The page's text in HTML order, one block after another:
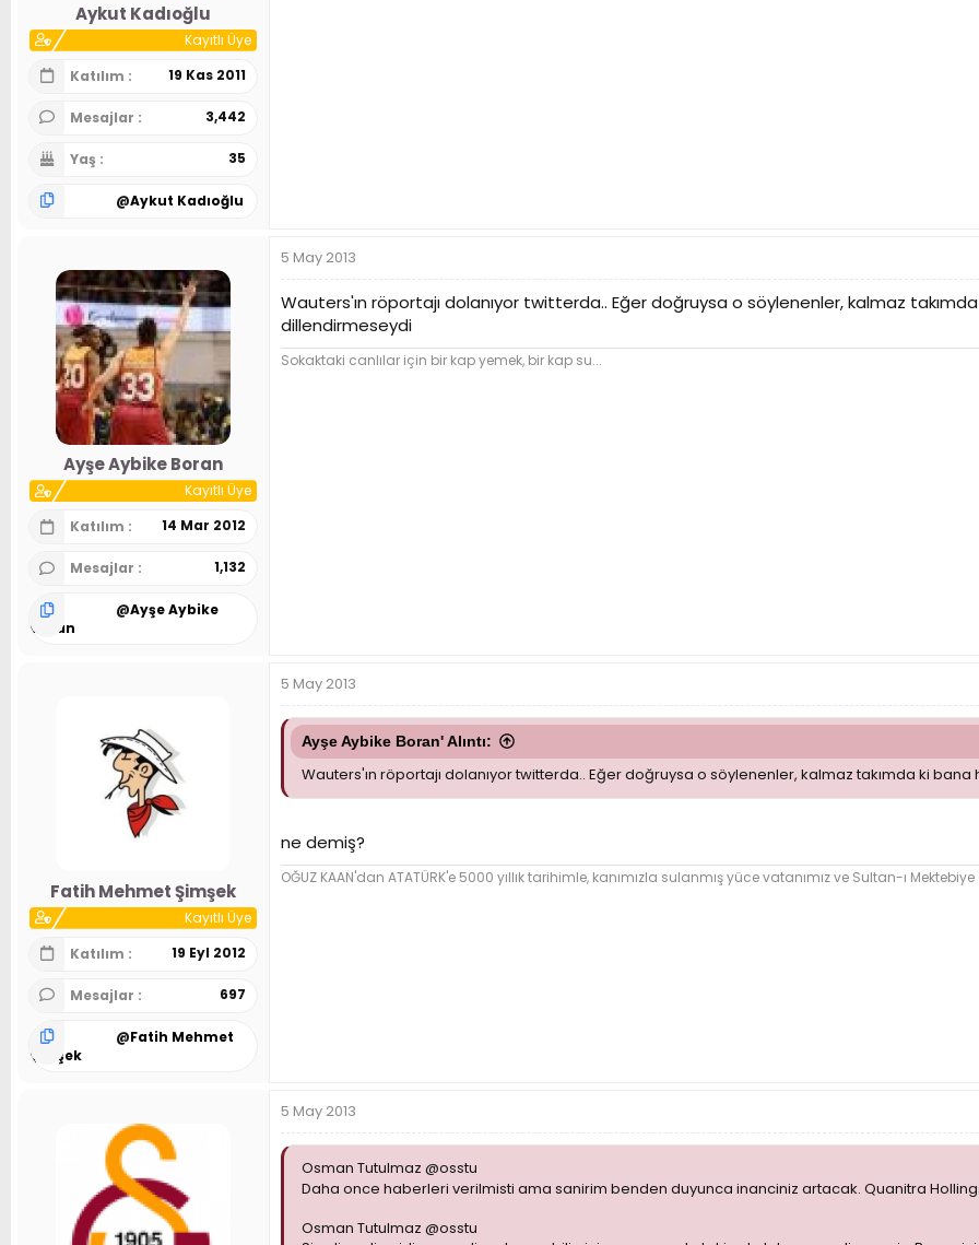
Aykut Kadıoğlu
Kayıtlı Üye
Katılım
19 Kas 2011
Mesajlar 3,442
Yaş 35
@Aykut Kadıoğlu
Ayşe Aybike Boran
Kayıtlı Üye
Katılım
14 Mar 2012
Mesajlar 1,132
@Ayşe Aybike
Boran
5 May 2013
Wauters'ın röportajı dolanıyor twitterda.. Eğer doğruysa o söylenenler, kalmaz
dillendirmeseydi
Sokaktaki canlılar için bir kap yemek, bir kap su...
Fatih Mehmet Şimşek
Kayıtlı Üye
Katılım
19 Eyl 2012
Mesajlar 697
@Fatih Mehmet
Şimşek
5 May 2013
Ayşe Aybike Boran' Alıntı:
Wauters'ın röportajı dolanıyor twitterda.. Eğer doğruysa o söylenenler, kalmaz takımda ki
ne demiş?
OĞUZ KAAN'dan ATATÜRK'e 5000 yıllık tarihimle, kanımızla sulanmış yüce vatanımız ve Sultan-ı Mektebiye
5 May 2013
Osman Tutulmaz @osstu
Daha once haberleri verilmisti ama sanirim benden duyunca inanciniz artacak. Quanitra
Osman Tutulmaz @osstu